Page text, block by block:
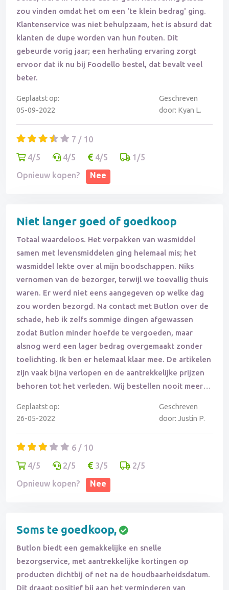
zou vinden omdat het om een 'te klein bedrag' ging.
Klantenservice was niet behulpzaam, het is absurd dat
klanten de dupe worden van hun fouten. Dit
gebeurde vorig jaar; een herhaling ervaring zorgt
ervoor dat ik nu bij Foodello bestel, dat bevalt veel
beter.
Geplaatst op:
05-09-2022
Geschreven
door: Kyan L.
7 / 10
4/5
4/5 4/5
1/5
Opnieuw kopen?
Nee
Niet langer goed of goedkoop
Totaal waardeloos. Het verpakken van wasmiddel
samen met levensmiddelen ging helemaal mis; het
wasmiddel lekte over al mijn boodschappen. Niks
vernomen van de bezorger, terwijl we toevallig thuis
waren. Er werd niet eens aangegeven op welke dag
zou worden bezorgd. Na contact met Butlon over de
schade, heb ik zelfs sommige dingen afgewassen
zodat Butlon minder hoefde te vergoeden, maar
alsnog werd een lager bedrag overgemaakt zonder
toelichting. Ik ben er helemaal klaar mee. De artikelen
zijn vaak bijna verlopen en de aantrekkelijke prijzen
behoren tot het verleden. Wij bestellen nooit meer
Geplaatst op:
26-05-2022
Geschreven
door: Justin P.
6 / 10
4/5
2/5 3/5
2/5
Opnieuw kopen?
Nee
Soms te goedkoop,
Butlon biedt een gemakkelijke en snelle
bezorgservice, met aantrekkelijke kortingen op
producten dichtbij of net na de houdbaarheidsdatum.
Dit draagt positief bij aan het verminderen van